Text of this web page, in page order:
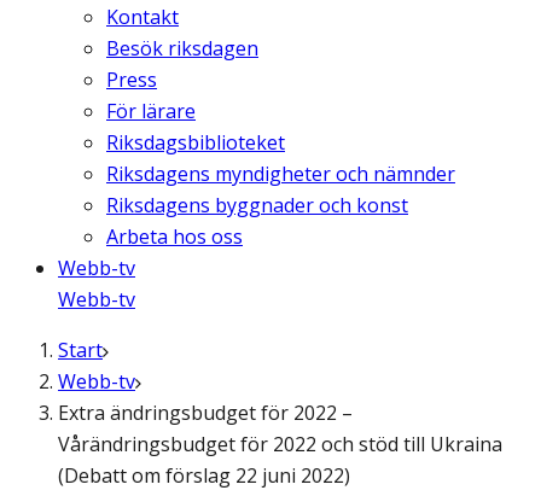
Kontakt
Besök riksdagen
Press
För lärare
Riksdagsbiblioteket
Riksdagens myndigheter och nämnder
Riksdagens byggnader och konst
Arbeta hos oss
Webb-tv
Webb-tv
Start
Webb-tv
Extra ändringsbudget för 2022 –
Vårändringsbudget för 2022 och stöd till Ukraina
(Debatt om förslag 22 juni 2022)